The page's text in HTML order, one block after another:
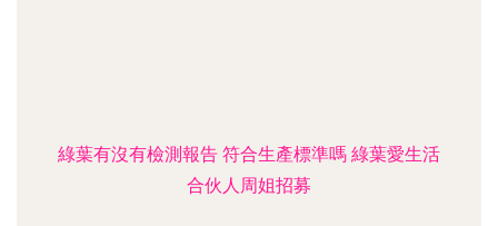
綠葉有沒有檢測報告 符合生產標準嗎 綠葉愛生活
合伙人周姐招募